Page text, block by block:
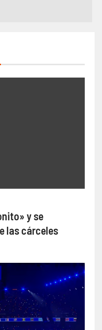
y se
las cárceles